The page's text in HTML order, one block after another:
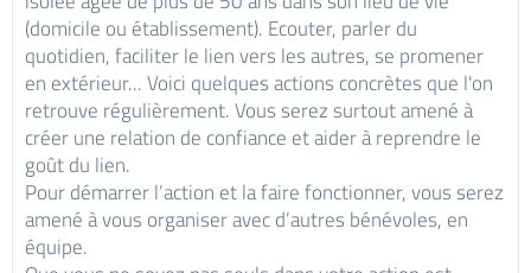
(domicile ou établissement). Ecouter, parler du
quotidien, faciliter le lien vers les autres, se promener
en extérieur... Voici quelques actions concrètes que l'on
retrouve régulièrement. Vous serez surtout amené à
créer une relation de confiance et aider à reprendre le
goût du lien.
Pour démarrer l’action et la faire fonctionner, vous serez
amené à vous organiser avec d’autres bénévoles, en
équipe.